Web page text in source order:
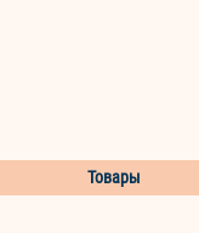
Товары